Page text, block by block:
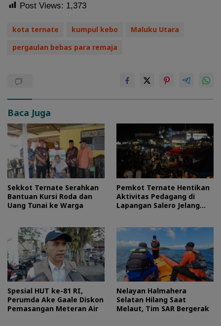
Post Views: 1,373
kota ternate kumpul kebo
Maluku Utara
pergaulan bebas para remaja
Baca Juga
Sekkot Ternate Serahkan
Bantuan Kursi Roda dan
Uang Tunai ke Warga
Pemkot Ternate Hentikan
Aktivitas Pedagang di
Lapangan Salero Jelang
Spesial HUT ke-81 RI,
Perumda Ake Gaale Diskon
Pemasangan Meteran Air
Nelayan Halmahera
Selatan Hilang Saat
Melaut, Tim SAR Bergerak